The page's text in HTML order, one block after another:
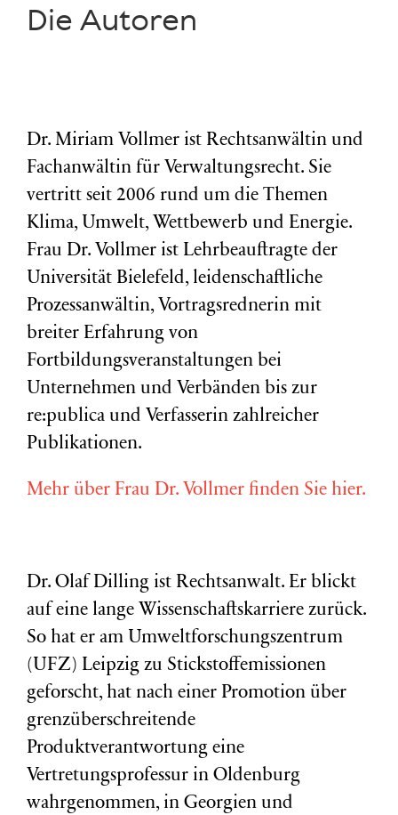
Die Autoren
Dr. Miriam Vollmer ist Rechtsanwältin und
Fachanwältin für Verwaltungsrecht. Sie
vertritt seit 2006 rund um die Themen
Klima, Umwelt, Wettbewerb und Energie.
Frau Dr. Vollmer ist Lehrbeauftragte der
Universität Bielefeld, leidenschaftliche
Prozessanwältin, Vortragsrednerin mit
breiter Erfahrung von
Fortbildungsveranstaltungen bei
Unternehmen und Verbänden bis zur
re:publica und Verfasserin zahlreicher
Publikationen.
Mehr über Frau Dr. Vollmer finden Sie hier.
Dr. Olaf Dilling ist Rechtsanwalt. Er blickt
auf eine lange Wissenschaftskarriere zurück.
So hat er am Umweltforschungszentrum
(UFZ) Leipzig zu Stickstoffemissionen
geforscht, hat nach einer Promotion über
grenzüberschreitende
Produktverantwortung eine
Vertretungsprofessur in Oldenburg
wahrgenommen, in Georgien und